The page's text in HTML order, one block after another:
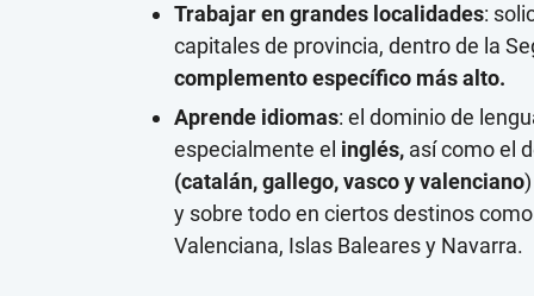
Trabajar en grandes localidades:
capitales de provincia, dentro de la
complemento específico más alto.
Aprende idiomas: el dominio de
especialmente el inglés, así como el
(catalán, gallego, vasco y valenciano
y sobre todo en ciertos destinos
Valenciana, Islas Baleares y Navarra.